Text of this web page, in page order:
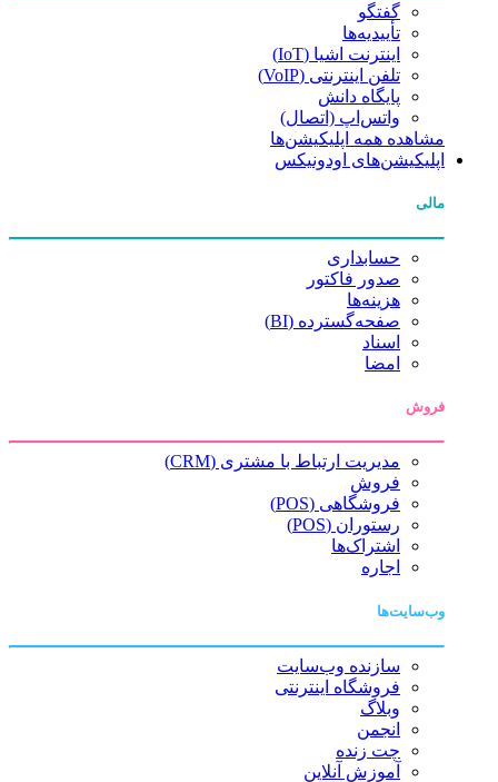
گفتگو
تأییدیه‌ها
اینترنت اشیا (IoT)
تلفن اینترنتی (VoIP)
پایگاه دانش
واتس‌اپ (اتصال)
مشاهده همه اپلیکیشن‌ها
اپلیکیشن‌های اودونیکس
مالی
حسابداری
صدور فاکتور
هزینه‌ها
صفحه‌گسترده (BI)
اسناد
امضا
فروش
مدیریت ارتباط با مشتری (CRM)
فروش
فروشگاهی (POS)
رستوران (POS)
اشتراک‌ها
اجاره
وب‌سایت‌ها
سازنده وب‌سایت
فروشگاه اینترنتی
وبلاگ
انجمن
چت زنده
آموزش آنلاین